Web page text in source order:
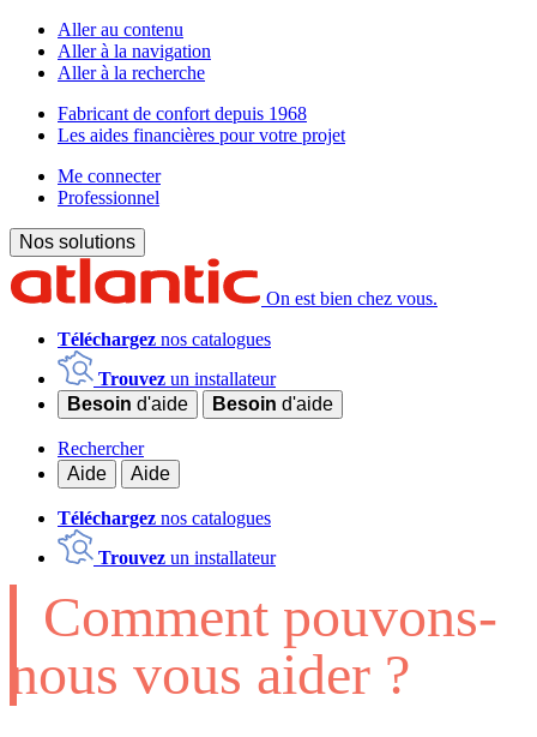
Aller au contenu
Aller à la navigation
Aller à la recherche
Fabricant de confort depuis 1968
Les aides financières pour votre projet
Me connecter
Professionnel
Nos solutions
On est bien chez vous.
Téléchargez nos catalogues
Trouvez un installateur
Besoin d'aide Besoin d'aide
Rechercher
Aide
Aide
Téléchargez nos catalogues
Trouvez un installateur
Comment pouvons-
nous vous aider ?